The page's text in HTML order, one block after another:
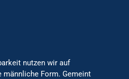
nutzen wir auf
männliche Form. Gemeint